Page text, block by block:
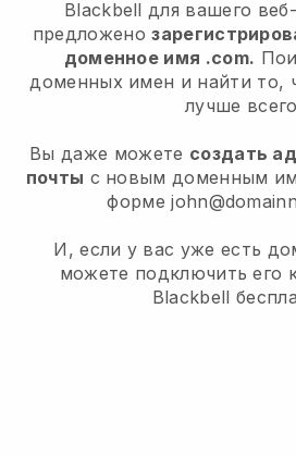
Blackbell для вашего
предложено
доменное имя .com.
доменных имен и найти то,
лучше
Вы даже можете создать
почты с новым доменным
форме
И, если у вас уже есть
можете подключить его
Blackbell